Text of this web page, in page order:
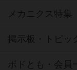
メカニクス特集
掲示板・トピッ
ボドとも・会員